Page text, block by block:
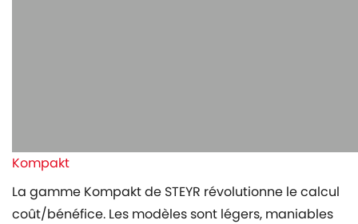
Kompakt
La gamme Kompakt de STEYR révolutionne le calcul
coût/bénéfice. Les modèles sont légers, maniables